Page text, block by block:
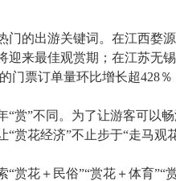
的出游关键词。在江西婺
迎来最佳观赏期；在江苏
门票订单量环比增长超428
”不同。为了让游客可以畅
“赏花经济”不止步于“走马观
花＋民俗”“赏花＋体育”“